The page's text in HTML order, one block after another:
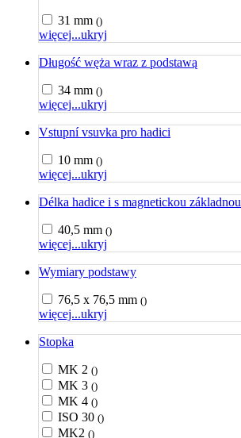
31 mm ()
więcej...ukryj
Długość węża wraz z podstawą
34 mm ()
więcej...ukryj
Vstupní vsuvka pro hadici
10 mm ()
więcej...ukryj
Délka hadice i s magnetickou základnou
40,5 mm ()
więcej...ukryj
Wymiary podstawy
76,5 x 76,5 mm ()
więcej...ukryj
Stopka
MK 2 ()
MK 3 ()
MK 4 ()
ISO 30 ()
MK2 ()